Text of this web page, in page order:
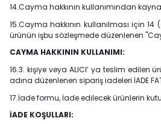
14.Cayma hakkının kullanımından
15.Cayma hakkının kullanılması için
ürünün işbu sözleşmede düzenlenen
CAYMA HAKKININ KULLANIMI:
16.3. kişiye veya ALICI’ ya teslim
adına düzenlenen sipariş iadeleri İADE
17.İade formu, İade edilecek ürünlerin
İADE KOŞULLARI: